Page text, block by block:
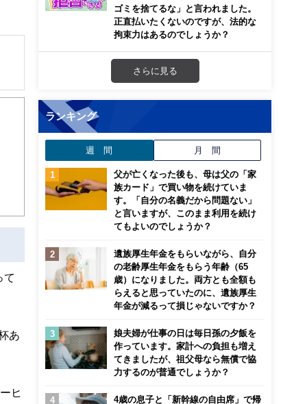
て
あ
ヒ
ゴミを捨てるな」と言われました。
正直払いたくないのですが、法的な
拘束力はあるのでしょうか？
さらに見る
ランキング
週 間 月 間
父が亡くなった後も、母は父の「家
族カード」で買い物を続けていま
す。「自分の名義だから問題ない」
と言いますが、このまま利用を続け
てもよいのでしょうか？
遺族厚生年金をもらいながら、自分
の老齢厚生年金をもらう年齢（65
歳）になりました。両方とも全額も
らえると思っていたのに、遺族厚生
年金が減るって損じゃないですか？
娘夫婦が仕事の日は毎日孫の夕飯を
作っています。家計への負担も増え
てきましたが、祖父母なら無償で協
力するのが普通でしょうか？
4歳の息子と「新幹線の自由席」で帰